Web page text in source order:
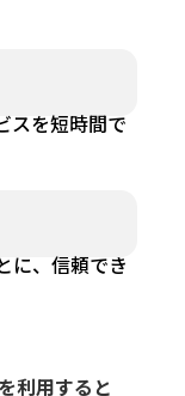
スを短時間で
に、信頼でき
利用すると